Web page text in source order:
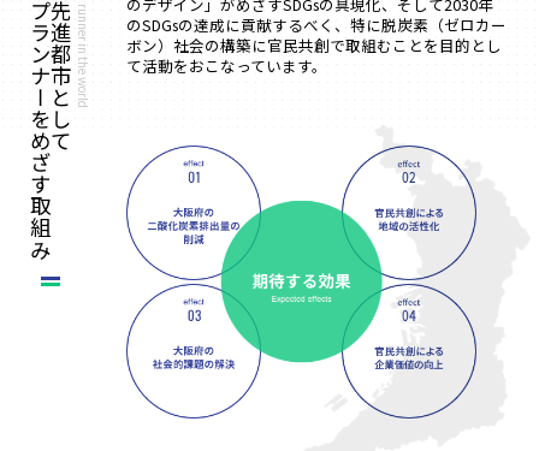
世界のトップランナーをめざす取組み
のSDGsの達成に貢献するべく、特に脱炭素（ゼロカー
ボン）社会の構築に官民共創で取組むことを目的とし
て活動をおこなっています。